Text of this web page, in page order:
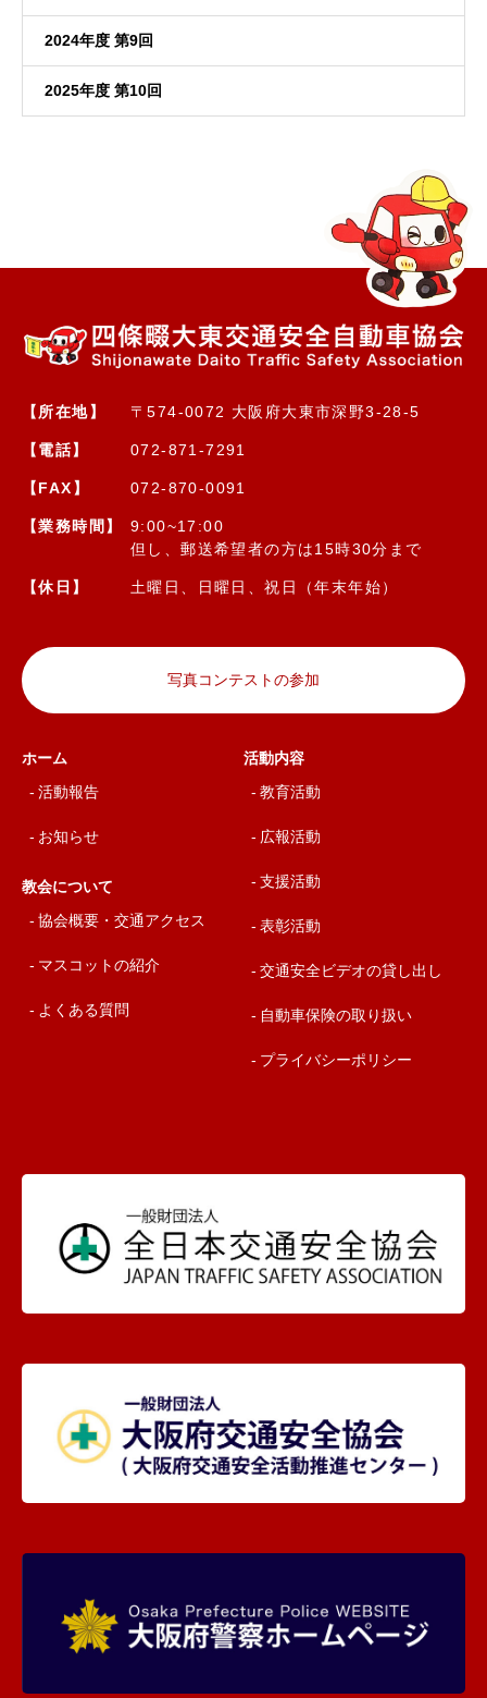
2024年度 第9回
2025年度 第10回
【所在地】 〒574-0072 大阪府大東市深野3-28-5
【電話】 072-871-7291
【FAX】 072-870-0091
【業務時間】
9:00~17:00
但し、郵送希望者の方は15時30分まで
【休日】 土曜日、日曜日、祝日（年末年始）
写真コンテストの参加
ホーム
活動報告
お知らせ
教会について
協会概要・交通アクセス
マスコットの紹介
よくある質問
活動内容
教育活動
広報活動
支援活動
表彰活動
交通安全ビデオの貸し出し
自動車保険の取り扱い
プライバシーポリシー